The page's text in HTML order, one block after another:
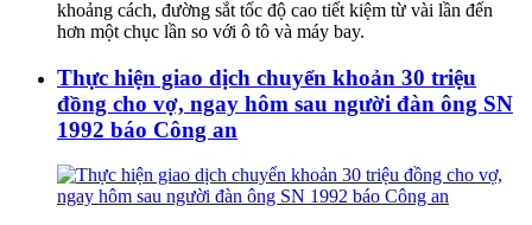
khoảng cách, đường sắt tốc độ cao tiết kiệm từ vài lần đến
hơn một chục lần so với ô tô và máy bay.
Thực hiện giao dịch chuyển khoản 30 triệu
đồng cho vợ, ngay hôm sau người đàn ông SN
1992 báo Công an